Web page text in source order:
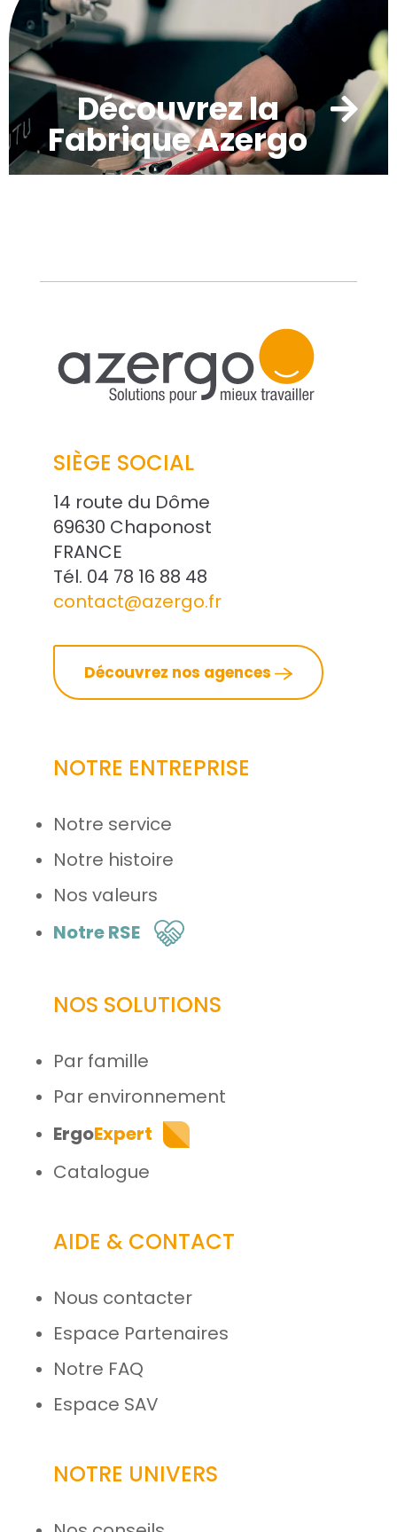
Découvrez la
Fabrique Azergo
SIÈGE SOCIAL
14 route du Dôme
69630 Chaponost
FRANCE
Tél. 04 78 16 88 48
contact@azergo.fr
Découvrez nos agences
NOTRE ENTREPRISE
Notre service
Notre histoire
Nos valeurs
Notre RSE
NOS SOLUTIONS
Par famille
Par environnement
ErgoExpert
Catalogue
AIDE & CONTACT
Nous contacter
Espace Partenaires
Notre FAQ
Espace SAV
NOTRE UNIVERS